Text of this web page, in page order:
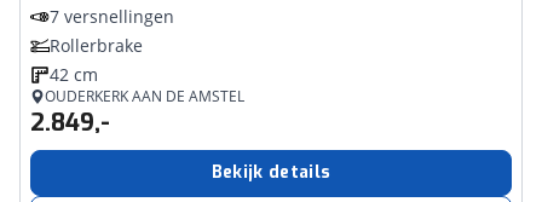
7 versnellingen
Rollerbrake
42 cm
OUDERKERK AAN DE AMSTEL
2.849,-
Bekijk details